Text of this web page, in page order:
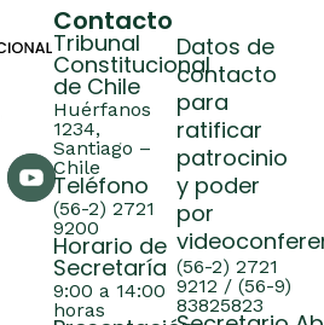
Contacto
Tribunal
Constitucional
de Chile
Huérfanos
1234,
Santiago –
Chile
Teléfono
(56-2) 2721
9200
Horario de
Secretaría
9:00 a 14:00
horas
Datos de
contacto
para
ratificar
patrocinio
y poder
por
(56-2) 2721
9212 / (56-9)
83825823